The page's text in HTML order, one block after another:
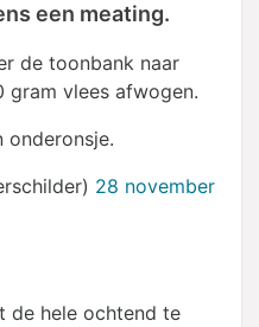
een meating.
de toonbank naar
vlees afwogen.
onderonsje.
28 november
de hele ochtend te